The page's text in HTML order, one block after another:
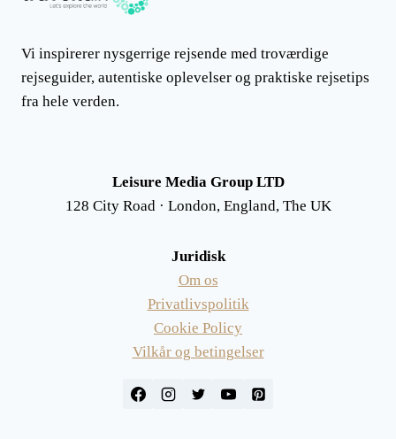
Vi inspirerer nysgerrige rejsende med troværdige
rejseguider, autentiske oplevelser og praktiske rejsetips
fra hele verden.
Leisure Media Group LTD
128 City Road · London, England, The UK
Juridisk
Om os
Privatlivspolitik
Cookie Policy
Vilkår og betingelser